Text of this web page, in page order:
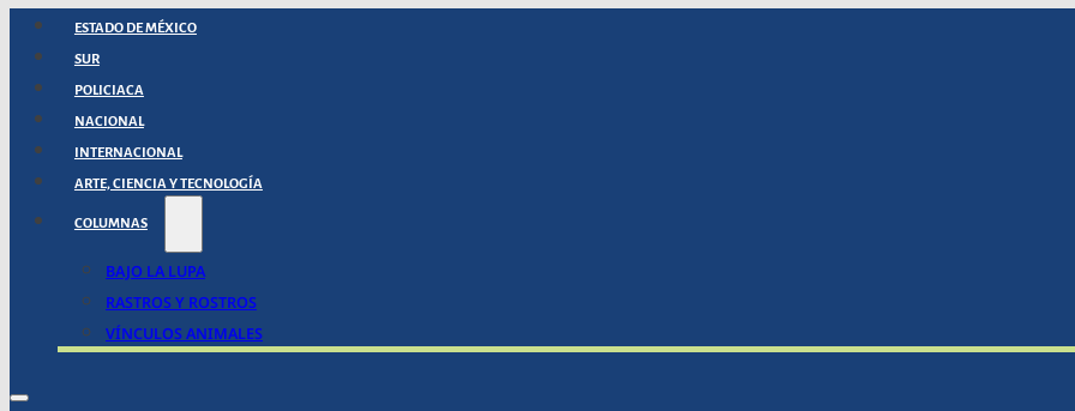
ESTADO DE MÉXICO
SUR
POLICIACA
NACIONAL
INTERNACIONAL
ARTE, CIENCIA Y TECNOLOGÍA
COLUMNAS
BAJO LA LUPA
RASTROS Y ROSTROS
VÍNCULOS ANIMALES